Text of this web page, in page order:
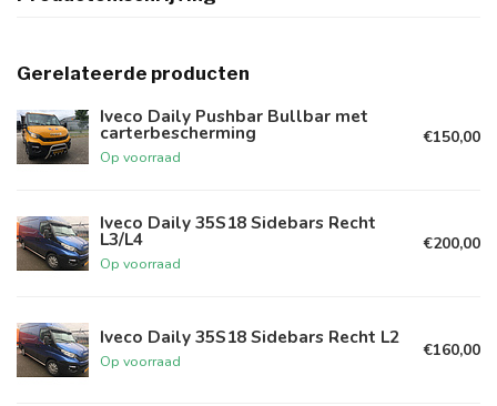
Gerelateerde producten
Iveco Daily Pushbar Bullbar met
carterbescherming
Op voorraad
€150,00
Iveco Daily 35S18 Sidebars Recht
L3/L4
Op voorraad
€200,00
Iveco Daily 35S18 Sidebars Recht L2
Op voorraad
€160,00